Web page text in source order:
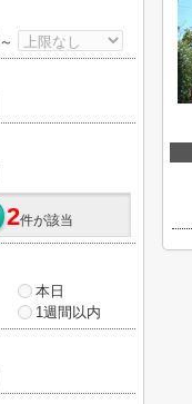
～
2件が該当
本日
1週間以内